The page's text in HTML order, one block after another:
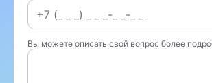
Вы можете описать свой вопрос более